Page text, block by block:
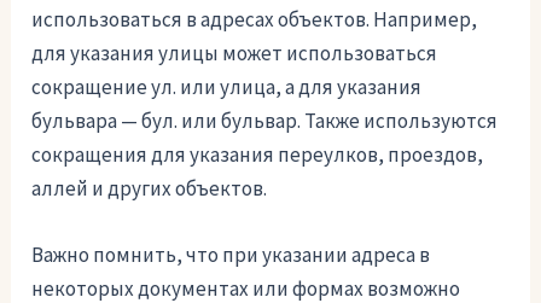
использоваться в адресах объектов. Например,
для указания улицы может использоваться
сокращение ул. или улица, а для указания
бульвара — бул. или бульвар. Также используются
сокращения для указания переулков, проездов,
аллей и других объектов.
Важно помнить, что при указании адреса в
некоторых документах или формах возможно